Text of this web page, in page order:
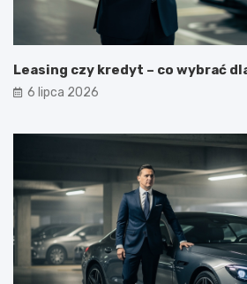
Leasing czy kredyt – co wybrać
6 lipca 2026